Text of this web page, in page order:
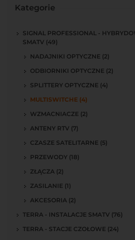
Kategorie
SIGNAL PROFESSIONAL -
SMATV (49)
NADAJNIKI OPTYCZNE (2)
ODBIORNIKI OPTYCZNE (2)
SPLITTERY OPTYCZNE (4)
MULTISWITCHE (4)
WZMACNIACZE (2)
ANTENY RTV (7)
CZASZE SATELITARNE (5)
PRZEWODY (18)
ZŁĄCZA (2)
ZASILANIE (1)
AKCESORIA (2)
TERRA - INSTALACJE SMATV (76)
TERRA - STACJE CZOŁOWE (24)